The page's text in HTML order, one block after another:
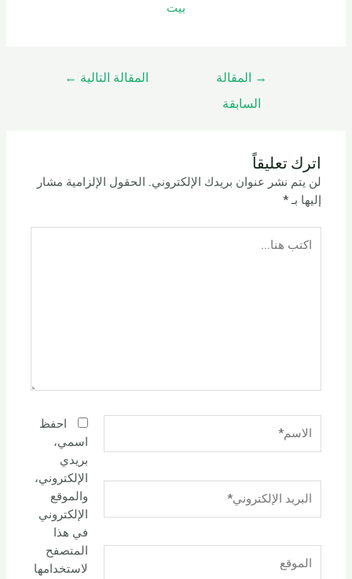
بيت
→
المقالة
السابقة
المقالة التالية ←
اترك تعليقاً
لن يتم نشر عنوان بريدك الإلكتروني. الحقول الإلزامية مشار
إليها بـ*
هنا...
الإلكتروني*
احفظ
اسمي،
بريدي
الإلكتروني،
والموقع
الإلكتروني
في هذا
المتصفح
لاستخدامها